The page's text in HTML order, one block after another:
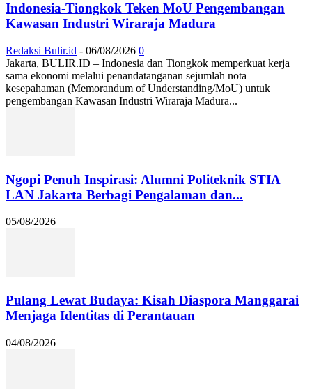
Indonesia-Tiongkok Teken MoU Pengembangan
Kawasan Industri Wiraraja Madura
Redaksi Bulir.id - 06/08/2026 0
Jakarta, BULIR.ID – Indonesia dan Tiongkok memperkuat kerja
sama ekonomi melalui penandatanganan sejumlah nota
kesepahaman (Memorandum of Understanding/MoU) untuk
pengembangan Kawasan Industri Wiraraja Madura...
Ngopi Penuh Inspirasi: Alumni Politeknik STIA
LAN Jakarta Berbagi Pengalaman dan...
05/08/2026
Pulang Lewat Budaya: Kisah Diaspora Manggarai
Menjaga Identitas di Perantauan
04/08/2026